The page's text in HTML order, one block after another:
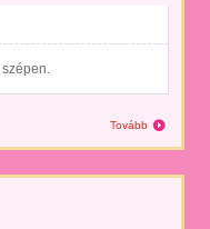
Tovább